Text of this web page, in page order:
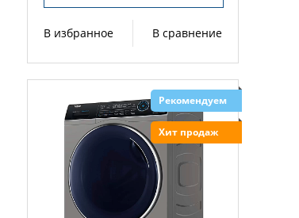
В избранное В сравнение
Рекомендуем
Хит продаж